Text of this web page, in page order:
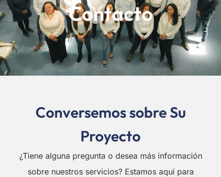
Contacto
Conversemos sobre Su
Proyecto
¿Tiene alguna pregunta o desea más información
sobre nuestros servicios? Estamos aquí para